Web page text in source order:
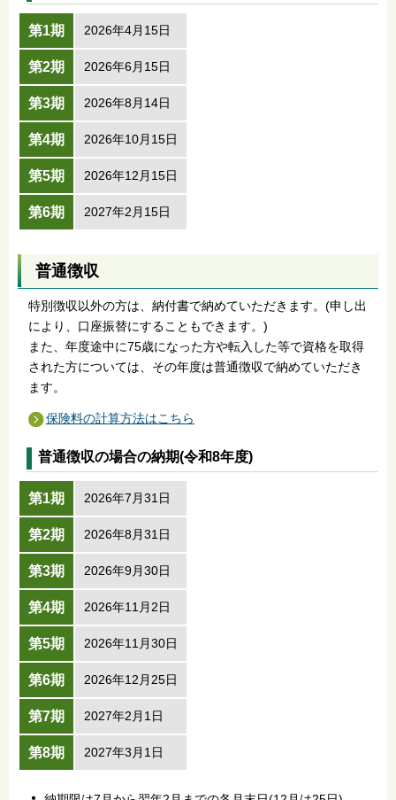
第1期 2026年4月15日
第2期 2026年6月15日
第3期 2026年8月14日
第4期 2026年10月15日
第5期 2026年12月15日
第6期 2027年2月15日
普通徴収
特別徴収以外の方は、納付書で納めていただきます。(申し出
により、口座振替にすることもできます。)
また、年度途中に75歳になった方や転入した等で資格を取得
された方については、その年度は普通徴収で納めていただき
ます。
保険料の計算方法はこちら
普通徴収の場合の納期(令和8年度)
第1期 2026年7月31日
第2期 2026年8月31日
第3期 2026年9月30日
第4期 2026年11月2日
第5期 2026年11月30日
第6期 2026年12月25日
第7期 2027年2月1日
第8期 2027年3月1日